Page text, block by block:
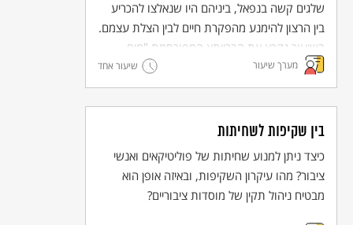
הביטחון של רבים מאזרחי המדינה. לסיכום השיעור נבקש מהתלמידים
לחשוב על כל מי שביטחונו עשוי היה להתערער בתקופת המבצע,
ונרשום את כולם ברשימה על הלוח. לאחר מכן נזמין את התלמידים
לנסות ולחשוב על דרכים לחיזוק מי שביטחונו התערער. אם התלמידים
מתגייסים לטובת העניין, אפשר גם ליזום מהלך כיתתי לפעילות
קהילתית-ערכית שמטרתה לחזק את מי שחוסנו התערער במהלך ימי
הלחימה.
שלגים קשה בנפאל, ביניהם היו שנאלצו להכריע
בין הרצון להימנע מהפקרת חיים לבין הצלת עצמם.
בשיעור נקרא את הברייתא המפורסמת "מים
לשניים" ונדון בה לאור האסון בנפאל.
מערך שיעור שיעור אחד
בין שקיפות לשחיתות
כיצד ניתן למנוע שחיתות של פוליטיקאים ואנשי
ציבור? מהו עיקרון השקיפות, ובאיזה אופן הוא
מבטיח ניהול תקין של מוסדות ציבוריים?